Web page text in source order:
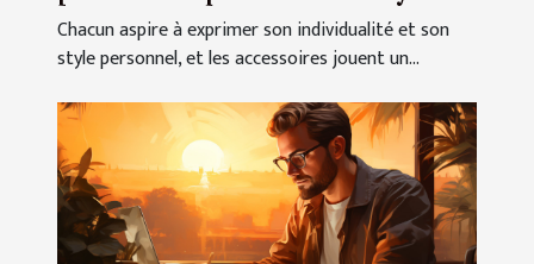
unique
Chacun aspire à exprimer son individualité et son
style personnel, et les accessoires jouent un...